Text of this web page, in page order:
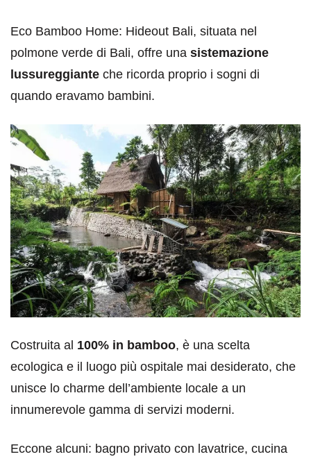
Eco Bamboo Home: Hideout Bali, situata nel
polmone verde di Bali, offre una sistemazione
lussureggiante che ricorda proprio i sogni di
quando eravamo bambini.
Costruita al 100% in bamboo, è una scelta
ecologica e il luogo più ospitale mai desiderato, che
unisce lo charme dell’ambiente locale a un
innumerevole gamma di servizi moderni.
Eccone alcuni: bagno privato con lavatrice, cucina